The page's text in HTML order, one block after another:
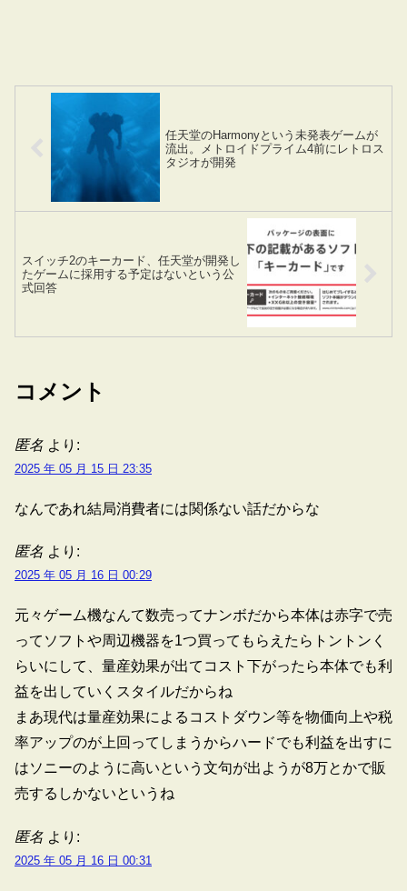
任天堂のHarmonyという未発表ゲームが
流出。メトロイドプライム4前にレトロス
タジオが開発
スイッチ2のキーカード、任天堂が開発し
たゲームに採用する予定はないという公
式回答
コメント
匿名 より:
2025 年 05 月 15 日 23:35
なんであれ結局消費者には関係ない話だからな
匿名 より:
2025 年 05 月 16 日 00:29
元々ゲーム機なんて数売ってナンボだから本体は赤字で売
ってソフトや周辺機器を1つ買ってもらえたらトントンく
らいにして、量産効果が出てコスト下がったら本体でも利
益を出していくスタイルだからね
まあ現代は量産効果によるコストダウン等を物価向上や税
率アップのが上回ってしまうからハードでも利益を出すに
はソニーのように高いという文句が出ようが8万とかで販
売するしかないというね
匿名 より:
2025 年 05 月 16 日 00:31